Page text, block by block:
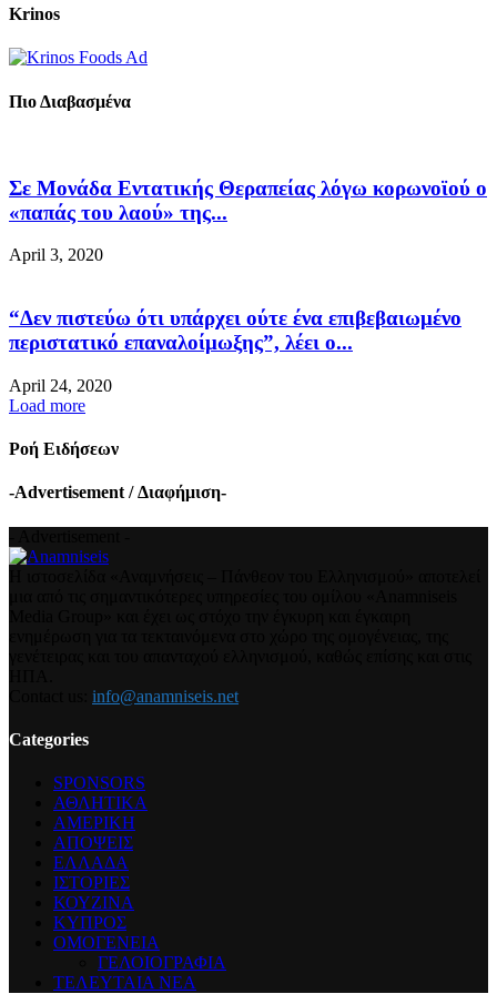
Krinos
Πιο Διαβασμένα
Σε Μονάδα Εντατικής Θεραπείας λόγω κορωνοϊού ο
«παπάς του λαού» της...
April 3, 2020
“Δεν πιστεύω ότι υπάρχει ούτε ένα επιβεβαιωμένο
περιστατικό επαναλοίμωξης”, λέει ο...
April 24, 2020
Load more
Ροή Ειδήσεων
-Advertisement / Διαφήμιση-
info@anamniseis.net
Categories
SPONSORS
ΑΘΛΗΤΙΚΑ
ΑΜΕΡΙΚΗ
ΑΠΟΨΕΙΣ
ΕΛΛΑΔΑ
ΙΣΤΟΡΙΕΣ
ΚΟΥΖΙΝΑ
ΚΥΠΡΟΣ
ΟΜΟΓΕΝΕΙΑ
ΓΕΛΟΙΟΓΡΑΦΙΑ
ΤΕΛΕΥΤΑΙΑ ΝΕΑ